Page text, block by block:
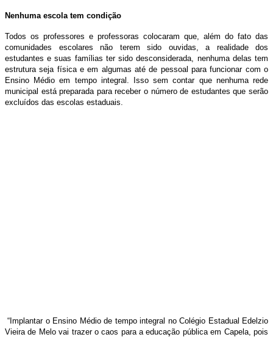
Nenhuma escola tem condição
Todos os professores e professoras colocaram que, além do fato das
comunidades escolares não terem sido ouvidas, a realidade dos
estudantes e suas famílias ter sido desconsiderada, nenhuma delas tem
estrutura seja física e em algumas até de pessoal para funcionar com o
Ensino Médio em tempo integral. Isso sem contar que nenhuma rede
municipal está preparada para receber o número de estudantes que serão
excluídos das escolas estaduais.
“Implantar o Ensino Médio de tempo integral no Colégio Estadual Edelzio
Vieira de Melo vai trazer o caos para a educação pública em Capela, pois